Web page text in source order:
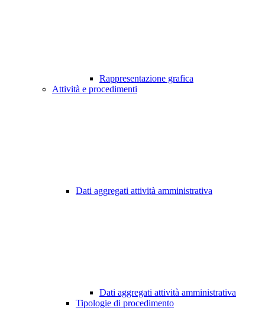
Rappresentazione grafica
Attività e procedimenti
Dati aggregati attività amministrativa
Dati aggregati attività amministrativa
Tipologie di procedimento